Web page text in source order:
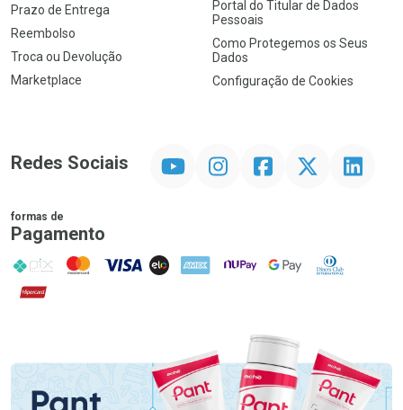
Prazo de Entrega
Reembolso
Troca ou Devolução
Marketplace
Portal do Titular de Dados
Pessoais
Como Protegemos os Seus
Dados
Configuração de Cookies
Redes Sociais InstagramFacebookTwitter Linkedin
formas de
Pagamento
PIX MasterCard
VISA ELO AMEX NuPay Google PayDiners Club
Hipercard
Promoção em Destaque